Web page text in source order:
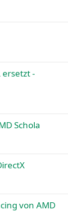
ersetzt -
Schola
von AMD